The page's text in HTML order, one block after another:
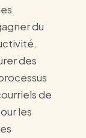
du
des
de
les